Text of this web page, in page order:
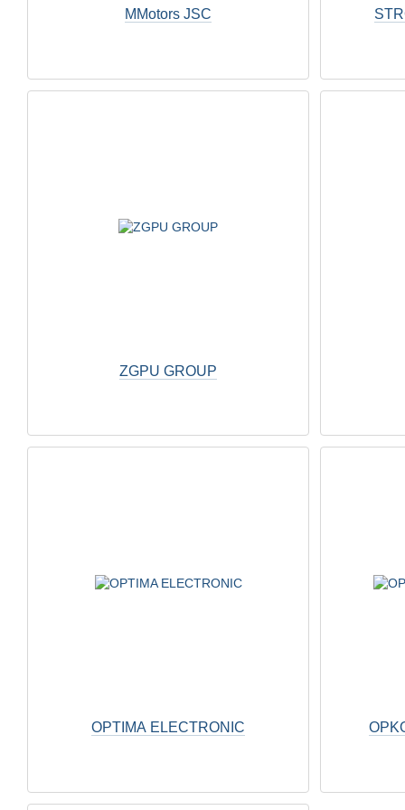
MMotors JSC
ZGPU GROUP
OPTIMA ELECTRONIC